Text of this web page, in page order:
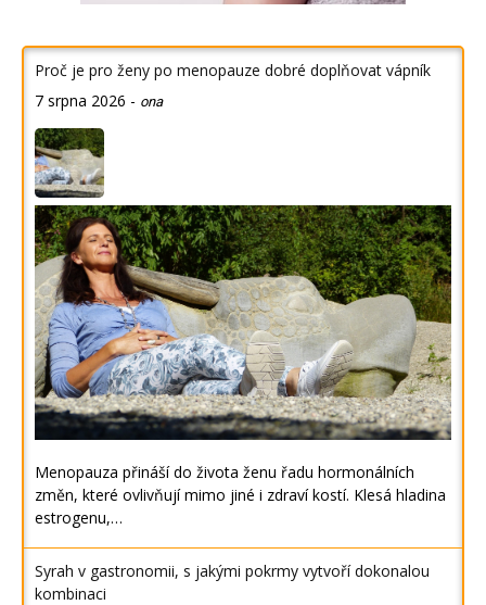
Proč je pro ženy po menopauze dobré doplňovat vápník
7 srpna 2026 - ona
Menopauza přináší do života ženu řadu hormonálních
změn, které ovlivňují mimo jiné i zdraví kostí. Klesá hladina
estrogenu,…
Syrah v gastronomii, s jakými pokrmy vytvoří dokonalou
kombinaci